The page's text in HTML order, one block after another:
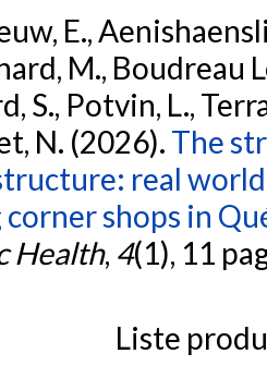
E.,
M., Boudreau
S., Potvin, L.,
N. (2026). The
real
shops in
Health, 4(1), 11
Liste